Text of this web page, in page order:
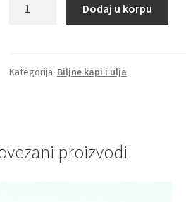
ozdravljenje
Dodaj u korpu
Kategorija: Biljne kapi i ulja
proizvodi